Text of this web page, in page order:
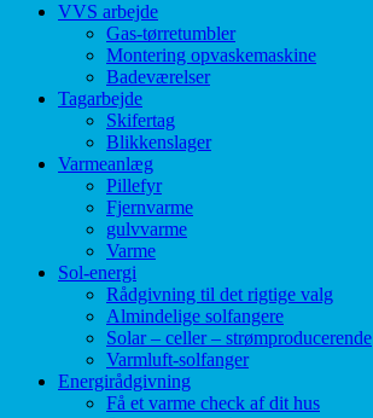
VVS arbejde
Gas-tørretumbler
Montering opvaskemaskine
Badeværelser
Tagarbejde
Skifertag
Blikkenslager
Varmeanlæg
Pillefyr
Fjernvarme
gulvvarme
Varme
Sol-energi
Rådgivning til det rigtige valg
Almindelige solfangere
Solar – celler – strømproducerende
Varmluft-solfanger
Energirådgivning
Få et varme check af dit hus